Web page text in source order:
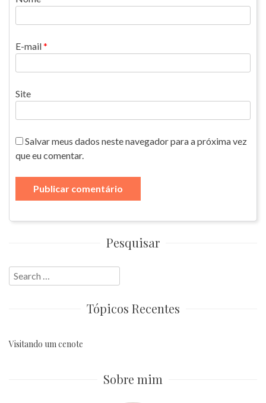
E-mail*
Site
Salvar meus dados neste navegador para a próxima vez
que eu comentar.
Pesquisar
Search
for:
Tópicos Recentes
Visitando um cenote
Sobre mim